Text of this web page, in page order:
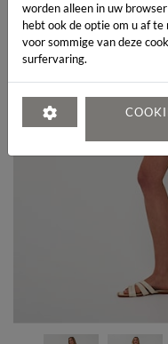
worden alleen in uw
hebt ook de optie om u af
voor sommige van deze
surfervaring.